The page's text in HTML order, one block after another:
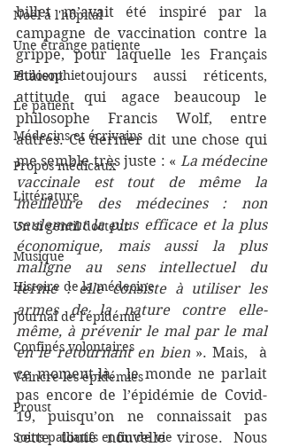
Noël à l'hôpital
Une étrange patiente
Philosophie
Le patient
Médecins et écrivains
Propos médicaux
Littérature
Un si gentil docteur
Musique
Histoire de la médecine
Journal de l'épidémie
Confinés volontaires
Vaincre les épidémies
Proust
Soins palliatifs et fin de vie
billet m’avait été inspiré par la
campagne de vaccination contre la
grippe, pour laquelle les Français
étaient toujours aussi réticents,
attitude qui agace beaucoup le
philosophe Francis Wolf, entre
autres. Ce dernier dit une chose qui
me semble très juste : « La médecine
vaccinale est tout de même la
meilleure des médecines : non
seulement la plus efficace et la plus
économique, mais aussi la plus
maligne au sens intellectuel du
terme : elle consiste à utiliser les
armes de la nature contre elle-
même, à prévenir le mal par le mal
en le retournant en bien ». Mais,  à
ce moment-là,  le monde ne parlait
pas encore de l’épidémie de Covid-
19, puisqu’on ne connaissait pas
cette toute nouvelle virose. Nous